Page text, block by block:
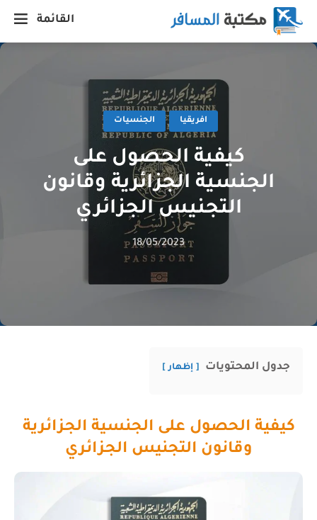
القائمة
افريقيا الجنسيات
كيفية الحصول على
الجنسية الجزائرية وقانون
التجنيس الجزائري
18/05/2023
جدول المحتويات إظهار
كيفية الحصول على الجنسية الجزائرية
وقانون التجنيس الجزائري